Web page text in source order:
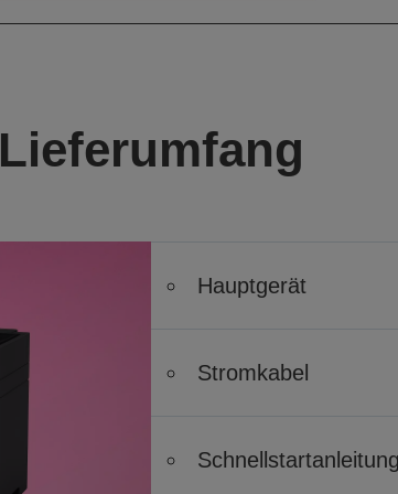
Lieferumfang
Hauptgerät
Stromkabel